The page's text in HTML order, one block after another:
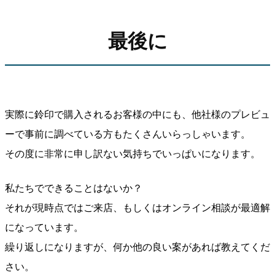
最後に
実際に鈴印で購入されるお客様の中にも、他社様のプレビュ
ーで事前に調べている方もたくさんいらっしゃいます。
その度に非常に申し訳ない気持ちでいっぱいになります。
私たちでできることはないか？
それが現時点ではご来店、もしくはオンライン相談が最適解
になっています。
繰り返しになりますが、何か他の良い案があれば教えてくだ
さい。